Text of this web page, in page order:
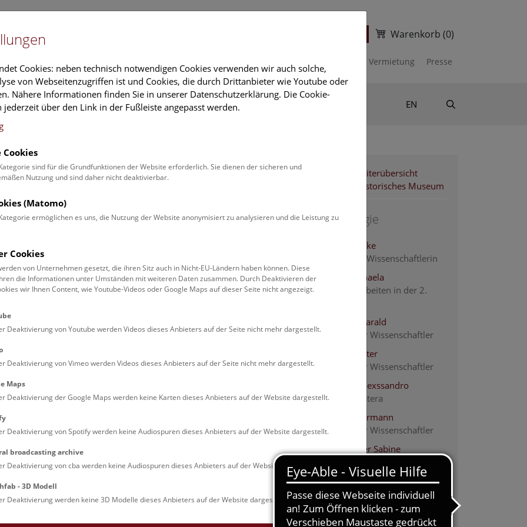
Warenkorb (0)
Vermietung Presse
Führungen & Aktivitäten Deck 50 EN
Führer
in der 2. Zoologie
+43 1 52177-346
Mitarbeiterübersicht
Naturhistorisches Museum
2. Zoologie
Aspöck Ulrike
Assoziierte Wissenschaftlerin
Brojer Michaela
Assistenzarbeiten in der 2.
Bruckner Harald
Assoziierter Wissenschaftler
Buchner Peter
Assoziierter Wissenschaftler
Camargo Alexssandro
Kurator Diptera
Dollfuss Hermann
Assoziierter Wissenschaftler
Gaal-Haszler Sabine
Mitarbeiterin, Kuratorin
Lepidoptera
Geiser Elisabeth
Assoziierte Wissenschaftlerin
Cookies: neben technisch notwendigen Cookies verwenden wir auch solche,
von Webseitenzugriffen ist und Cookies, die durch Drittanbieter wie Youtube oder
Nähere Informationen finden Sie in unserer Datenschutzerklärung. Die Cookie-
jederzeit über den Link in der Fußleiste angepasst werden.
sind für die Grundfunktionen der Website erforderlich. Sie dienen der sicheren und
Nutzung und sind daher nicht deaktivierbar.
(Matomo)
ermöglichen es uns, die Nutzung der Website anonymisiert zu analysieren und die Leistung zu
Cookies
von Unternehmen gesetzt, die ihren Sitz auch in Nicht-EU-Ländern haben können. Diese
die Informationen unter Umständen mit weiteren Daten zusammen. Durch Deaktivieren der
wir Ihnen Content, wie Youtube-Videos oder Google Maps auf dieser Seite nicht angezeigt.
Deaktivierung von Youtube werden Videos dieses Anbieters auf der Seite nicht mehr dargestellt.
Deaktivierung von Vimeo werden Videos dieses Anbieters auf der Seite nicht mehr dargestellt.
Maps
Deaktivierung der Google Maps werden keine Karten dieses Anbieters auf der Website dargestellt.
Deaktivierung von Spotify werden keine Audiospuren dieses Anbieters auf der Website dargestellt.
broadcasting archive
Deaktivierung von cba werden keine Audiospuren dieses Anbieters auf der Website dargestellt.
- 3D Modell
Deaktivierung werden keine 3D Modelle dieses Anbieters auf der Website dargestellt.